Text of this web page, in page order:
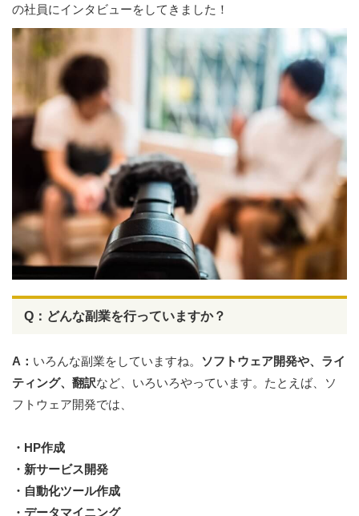
の社員にインタビューをしてきました！
Q：どんな副業を行っていますか？
A： いろんな副業をしていますね。
ソフトウェア開発や、ライ
ティング、翻訳など、いろいろやっています。たとえば、ソ
フトウェア開発では、
・HP作成
・新サービス開発
・自動化ツール作成
・データマイニング